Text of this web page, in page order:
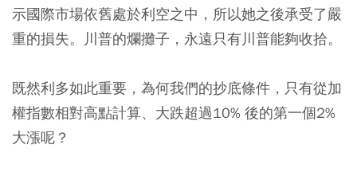
示國際市場依舊處於利空之中，所以她之後承受了嚴
重的損失。川普的爛攤子，永遠只有川普能夠收拾。
既然利多如此重要，為何我們的抄底條件，只有從加
權指數相對高點計算、大跌超過10% 後的第一個2%
大漲呢？